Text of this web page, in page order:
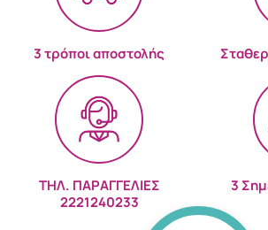
3 τρόποι αποστολής
ΤΗΛ. ΠΑΡΑΓΓΕΛΙΕΣ
2221240233
3